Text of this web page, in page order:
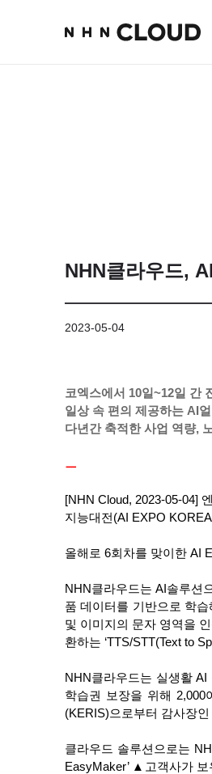
NHN클라우드,
2023-05-04
코엑스에서 10일~12일 간
일상 속 편의 제공하는 AI
다년간 축적한 사업 역량,
ㅡ
[NHN Cloud, 2023-05-04]
지능대전(AI EXPO
올해로 6회차를 맞이한 AI
NHN클라우드는 AI솔루션
품 데이터를 기반으로 학
및 이미지의 문자 영역을
환하는 ‘TTS/STT(Text to
NHN클라우드는 실생활
학습권 보장을 위해
(KERIS)으로부터 감사장인
클라우드 솔루션으로는
EasyMaker’ ▲고객사가